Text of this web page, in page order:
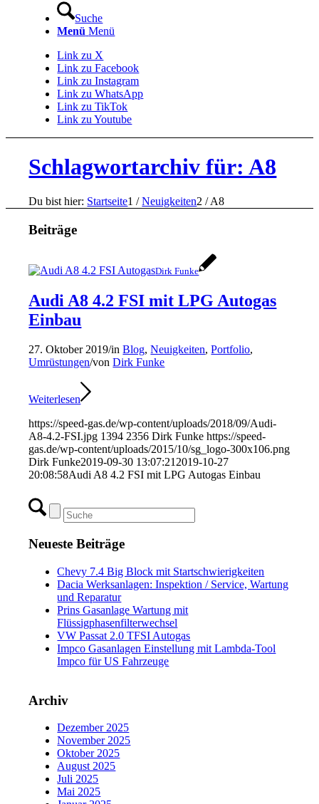
Suche
Menü Menü
Link zu X
Link zu Facebook
Link zu Instagram
Link zu WhatsApp
Link zu TikTok
Link zu Youtube
Schlagwortarchiv für: A8
Du bist hier: Startseite1 / Neuigkeiten2 / A8
Beiträge
Dirk Funke
Audi A8 4.2 FSI mit LPG Autogas
Einbau
27. Oktober 2019/inBlog,Neuigkeiten,Portfolio,
Umrüstungen/vonDirk Funke
Weiterlesen
https://speed-gas.de/wp-content/uploads/2018/09/Audi-
A8-4.2-FSI.jpg 1394 2356 Dirk Funke https://speed-
gas.de/wp-content/uploads/2015/10/sg_logo-300x106.png
Dirk Funke2019-09-30 13:07:212019-10-27
20:08:58Audi A8 4.2 FSI mit LPG Autogas Einbau
Neueste Beiträge
Chevy 7.4 Big Block mit Startschwierigkeiten
Dacia Werksanlagen: Inspektion / Service, Wartung
und Reparatur
Prins Gasanlage Wartung mit
Flüssigphasenfilterwechsel
VW Passat 2.0 TFSI Autogas
Impco Gasanlagen Einstellung mit Lambda-Tool
Impco für US Fahrzeuge
Archiv
Dezember 2025
November 2025
Oktober 2025
August 2025
Juli 2025
Mai 2025